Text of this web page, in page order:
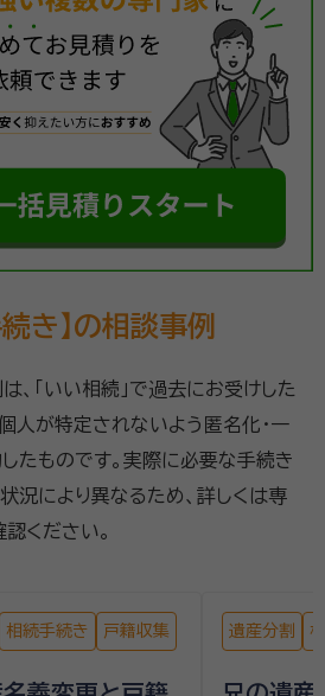
続き】の相談事例
、「いい相続」で過去にお受けした
人が特定されないよう匿名化・一
たものです。実際に必要な手続き
況により異なるため、詳しくは専
ください。
相続手続き 戸籍収集 遺産分割